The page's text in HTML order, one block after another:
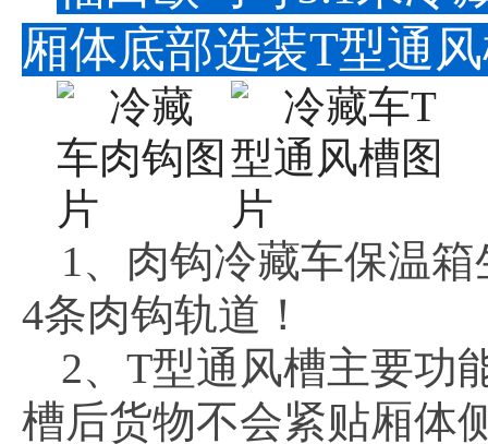
厢体底部选装T型通
1、肉钩冷藏车保温
4条肉钩轨道！
2、T型通风槽主要功
槽后货物不会紧贴厢体